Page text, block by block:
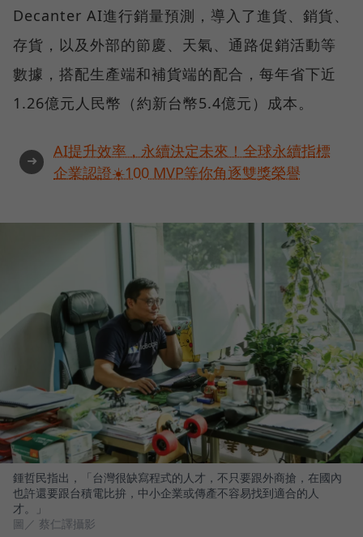
Decanter AI進行銷量預測，導入了進貨、銷貨、
存貨，以及外部的節慶、天氣、通路促銷活動等
數據，搭配生產端和補貨端的配合，每年省下近
1.26億元人民幣（約新台幣5.4億元）成本。
➜
AI提升效率，永續決定未來！全球永續指標
企業認證☀️100 MVP等你角逐雙獎榮譽
鍾哲民指出，「台灣很缺寫程式的人才，不只要跟外商搶，在國內
也許還要跟台積電比拚，中小企業或傳產不容易找到適合的人
才。」
圖／ 蔡仁譯攝影